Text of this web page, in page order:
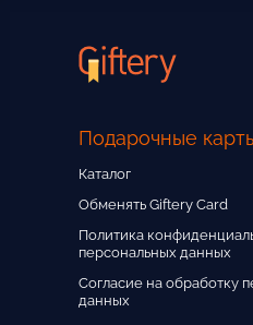
Подарочные
Каталог
Обменять Giftery Card
Политика
персональных данных
Согласие на обработку
данных